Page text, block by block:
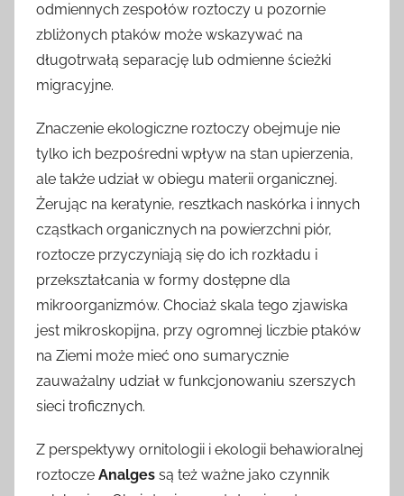
odmiennych zespołów roztoczy u pozornie
zbliżonych ptaków może wskazywać na
długotrwałą separację lub odmienne ścieżki
migracyjne.
Znaczenie ekologiczne roztoczy obejmuje nie
tylko ich bezpośredni wpływ na stan upierzenia,
ale także udział w obiegu materii organicznej.
Żerując na keratynie, resztkach naskórka i innych
cząstkach organicznych na powierzchni piór,
roztocze przyczyniają się do ich rozkładu i
przekształcania w formy dostępne dla
mikroorganizmów. Chociaż skala tego zjawiska
jest mikroskopijna, przy ogromnej liczbie ptaków
na Ziemi może mieć ono sumarycznie
zauważalny udział w funkcjonowaniu szerszych
sieci troficznych.
Z perspektywy ornitologii i ekologii behawioralnej
roztocze Analges są też ważne jako czynnik